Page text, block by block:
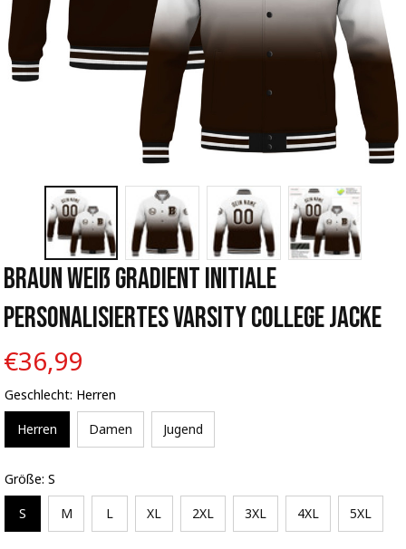
Braun Weiß Gradient Initiale
Personalisiertes Varsity College Jacke
€36,99
Geschlecht: Herren
Herren Damen Jugend
Größe: S
S M L XL 2XL 3XL 4XL 5XL